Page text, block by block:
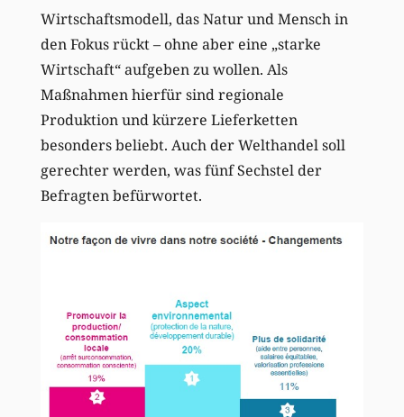
Wirtschaftsmodell, das Natur und Mensch in
den Fokus rückt – ohne aber eine „starke
Wirtschaft“ aufgeben zu wollen. Als
Maßnahmen hierfür sind regionale
Produktion und kürzere Lieferketten
besonders beliebt. Auch der Welthandel soll
gerechter werden, was fünf Sechstel der
Befragten befürwortet.